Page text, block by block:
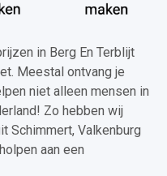
in Berg En Terblijt
Meestal ontvang je
niet alleen mensen in
Zo hebben wij
Schimmert, Valkenburg
aan een